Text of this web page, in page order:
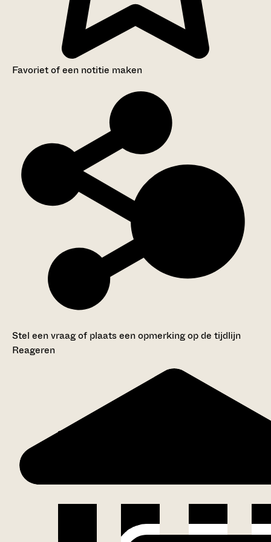
Favoriet of een notitie maken
Stel een vraag of plaats een opmerking op de tijdlijn
Reageren